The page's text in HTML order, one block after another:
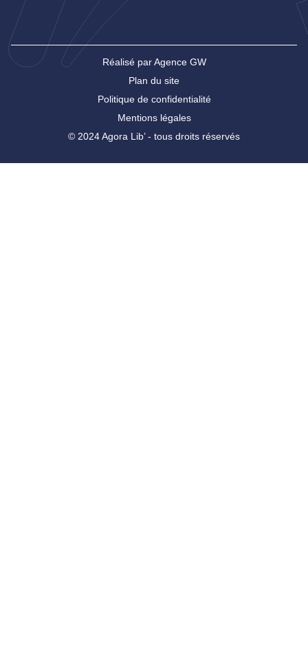
© 2024 Agora Lib’ - tous droits réservés
Mentions légales
Politique de confidentialité
Plan du site
Réalisé par Agence GW